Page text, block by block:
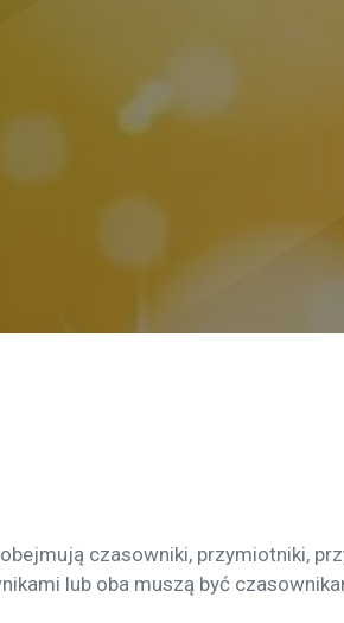
czasowniki, przymiotniki,
lub oba muszą być